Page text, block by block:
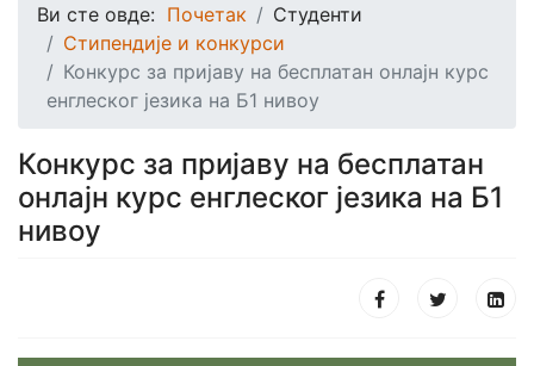
Ви сте овде: Почетак
Студенти
Стипендије и конкурси
Конкурс за пријаву на бесплатан онлајн курс
енглеског језика на Б1 нивоу
Конкурс за пријаву на бесплатан
онлајн курс енглеског језика на Б1
нивоу